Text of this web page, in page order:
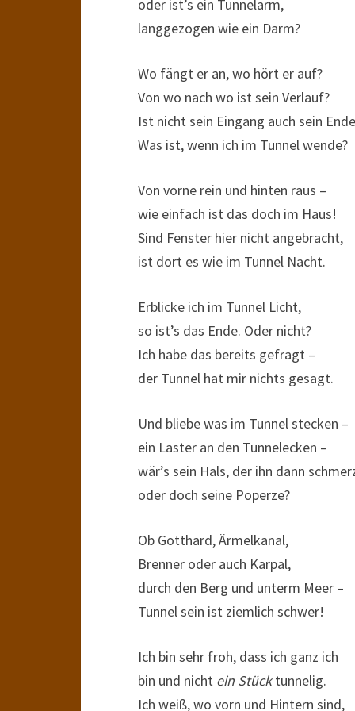
oder ist’s ein Tunnelarm,
langgezogen wie ein Darm?
Wo fängt er an, wo hört er auf?
Von wo nach wo ist sein Verlauf?
Ist nicht sein Eingang auch sein
Was ist, wenn ich im Tunnel wende?
Von vorne rein und hinten raus –
wie einfach ist das doch im Haus!
Sind Fenster hier nicht angebracht,
ist dort es wie im Tunnel Nacht.
Erblicke ich im Tunnel Licht,
so ist’s das Ende. Oder nicht?
Ich habe das bereits gefragt –
der Tunnel hat mir nichts gesagt.
Und bliebe was im Tunnel stecken –
ein Laster an den Tunnelecken –
wär’s sein Hals, der ihn dann
oder doch seine Poperze?
Ob Gotthard, Ärmelkanal,
Brenner oder auch Karpal,
durch den Berg und unterm Meer –
Tunnel sein ist ziemlich schwer!
Ich bin sehr froh, dass ich ganz ich
bin und nicht ein Stücktunnelig.
Ich weiß, wo vorn und Hintern sind,